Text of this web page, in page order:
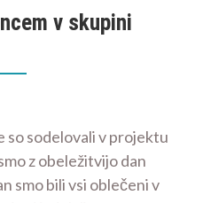
v skupini
so sodelovali v projektu
z obeležitvijo dan
smo bili vsi oblečeni v